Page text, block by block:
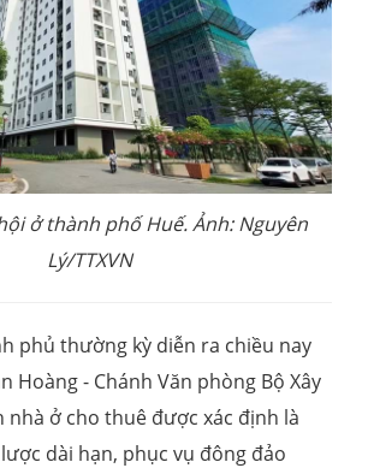
ở thành phố Huế. Ảnh: Nguyên
Lý/TTXVN
phủ thường kỳ diễn ra chiều nay
Hoàng - Chánh Văn phòng Bộ Xây
nhà ở cho thuê được xác định là
dài hạn, phục vụ đông đảo